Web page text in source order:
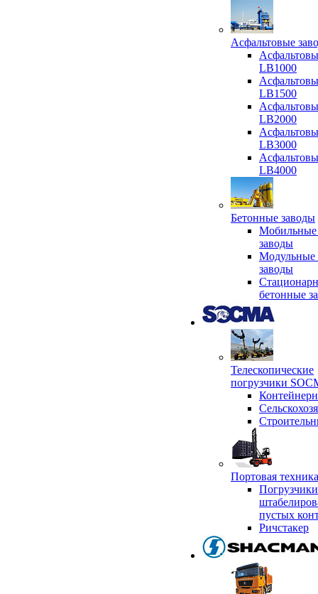
Асфальтовые
LB1000
LB1500
LB2000
LB3000
LB4000
Бетонные заводы
Мобильные
заводы
Модульные
заводы
бетонные
Телескопические
погрузчики
Портовая
пустых
Ричстакер